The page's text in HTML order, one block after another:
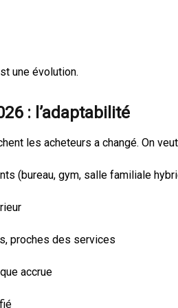
une évolution.
: l’adaptabilité
les acheteurs a changé. On
(bureau, gym, salle familiale
proches des services
accrue